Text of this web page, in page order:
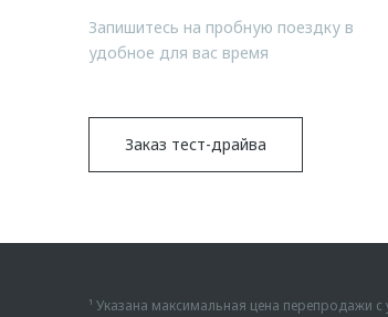
Запишитесь на пробную поездку в
удобное для вас время
Заказ тест-драйва
¹ Указана максимальная цена перепродажи